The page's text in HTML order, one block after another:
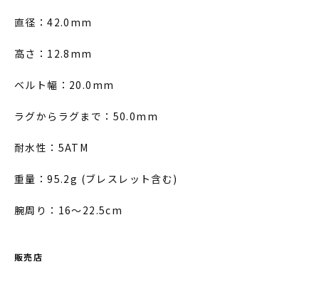
直径：42.0mm
高さ：12.8mm
ベルト幅：20.0mm
ラグからラグまで：50.0mm
耐水性：5ATM
重量：95.2g (ブレスレット含む)
腕周り：16～22.5cm
販売店